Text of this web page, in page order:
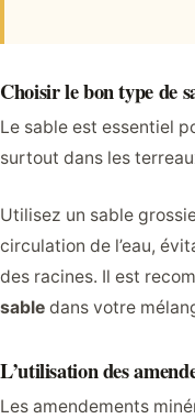
Choisir le bon type de
Le sable est essentiel
surtout dans les
Utilisez un sable
circulation de l’eau,
des racines. Il est
sable dans votre
L’utilisation des
Les amendements